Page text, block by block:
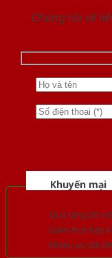
Chúng tôi sẽ
Khuyến mại
Quà tặng đồ
Giảm trực tiếp
Nhiều ưu đãi